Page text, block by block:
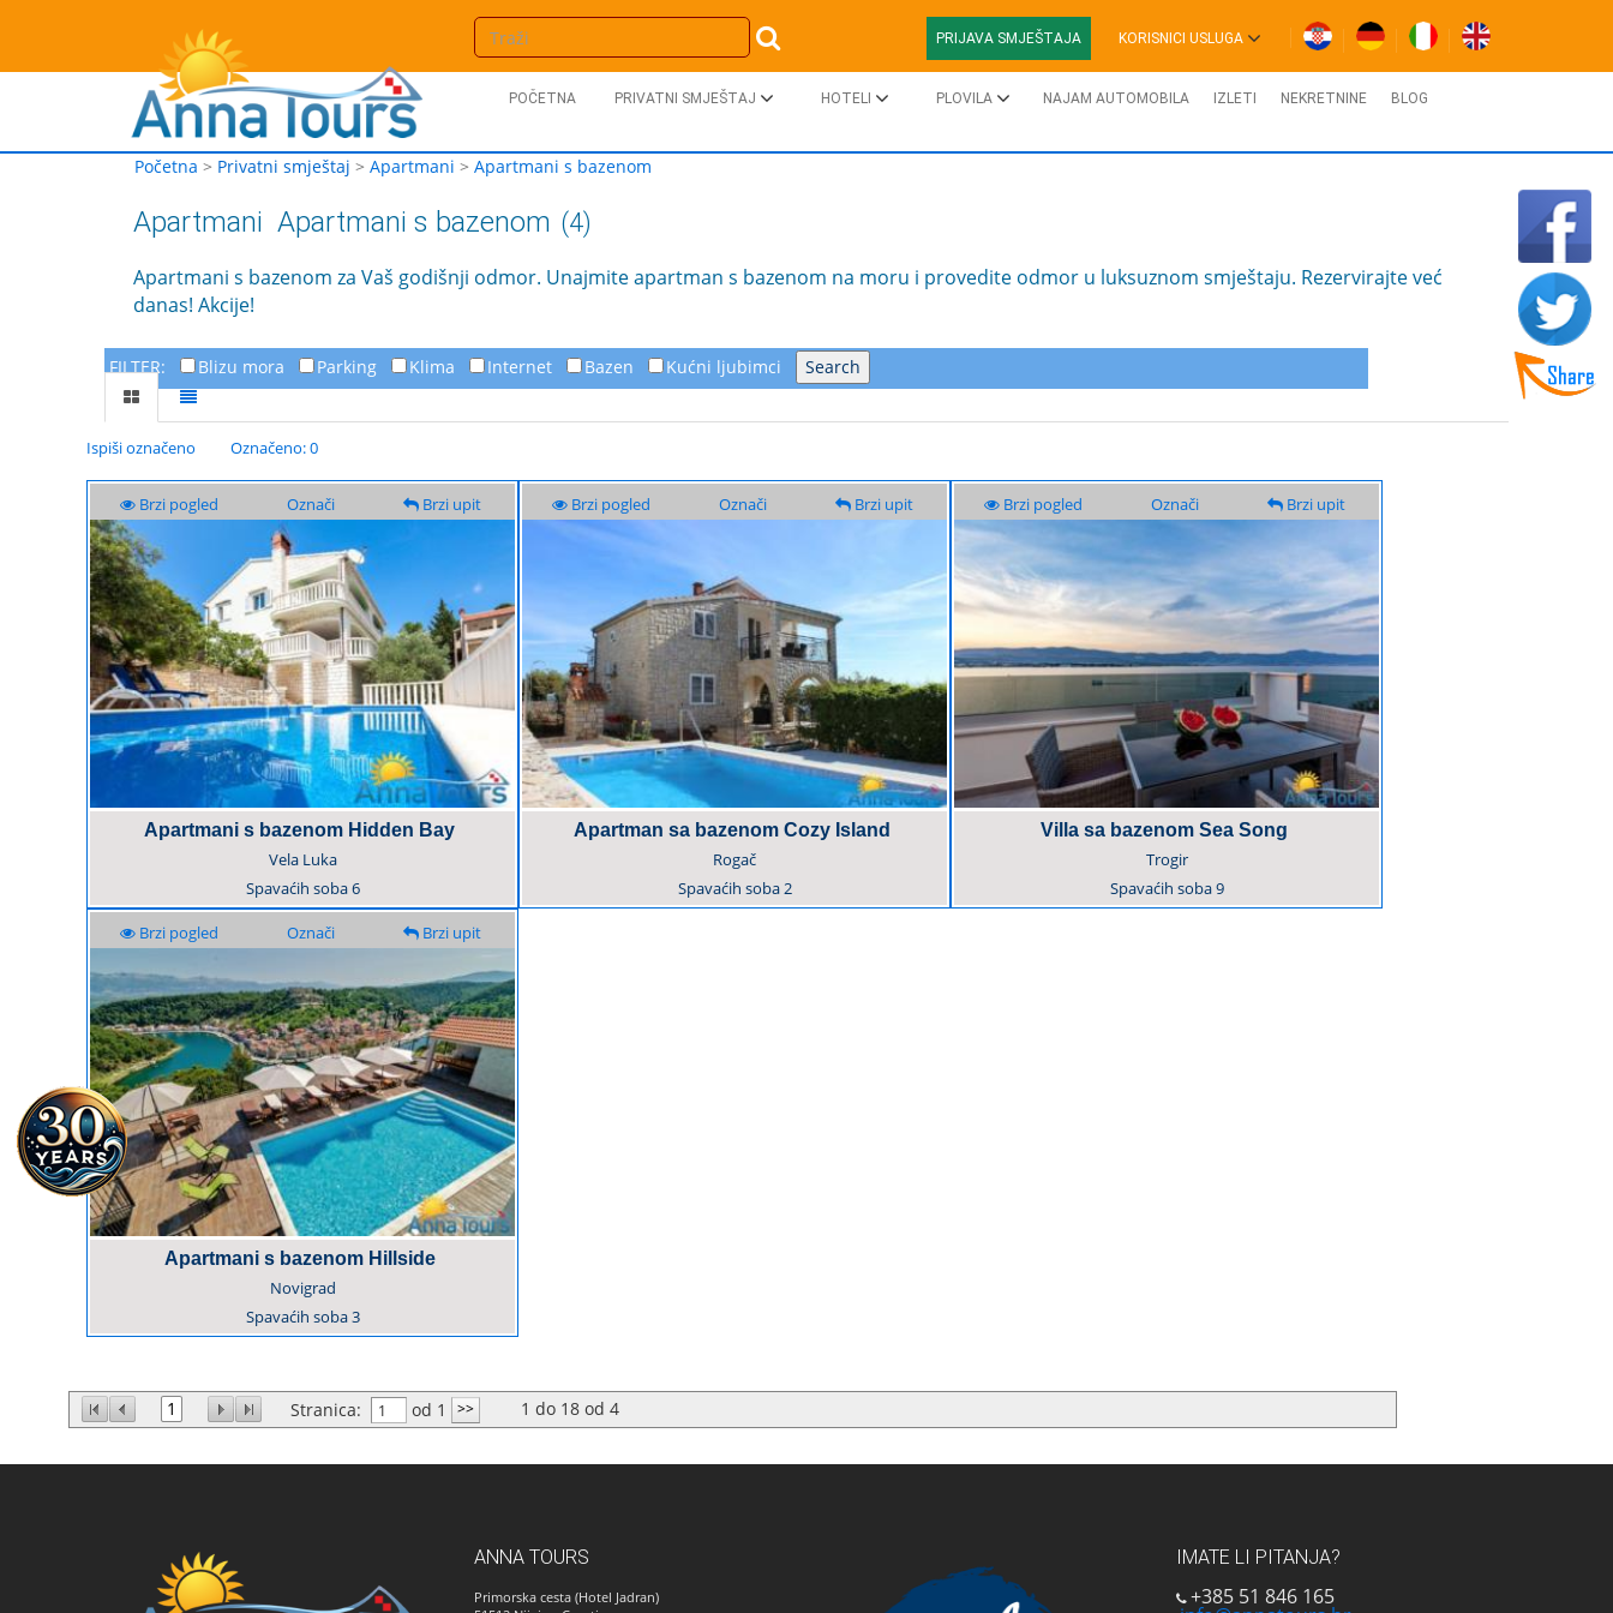
PRIJAVA SMJEŠTAJA KORISNICI USLUGA
POČETNA PRIVATNI SMJEŠTAJ HOTELI PLOVILA NAJAM AUTOMOBILA IZLETI NEKRETNINE BLOG
Početna > Privatni smještaj > Apartmani > Apartmani s bazenom
Apartmani Apartmani s bazenom (4)
Apartmani s bazenom za Vaš godišnji odmor. Unajmite apartman s bazenom na moru i provedite odmor u luksuznom smještaju. Rezervirajte već
danas! Akcije!
FILTER: Blizu mora Parking Klima Internet Bazen Kućni ljubimci
Ispiši označeno Označeno: 0
Brzi pogled Označi Brzi upit
Apartmani s bazenom Hidden Bay
Vela Luka
Spavaćih soba6
Brzi pogled Označi Brzi upit
Apartman sa bazenom Cozy Island
Rogač
Spavaćih soba2
Brzi pogled Označi Brzi upit
Villa sa bazenom Sea Song
Trogir
Spavaćih soba9
Brzi pogled Označi Brzi upit
Apartmani s bazenom Hillside
Novigrad
Spavaćih soba3
1 Stranica: od 1 1 do 18 od 4
ANNA TOURS
Primorska cesta (Hotel Jadran)
IMATE LI PITANJA?
+385 51 846 165